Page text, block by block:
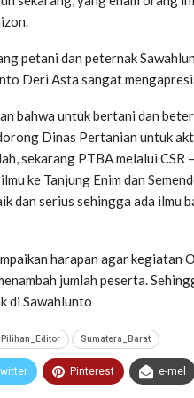
petani dan peternak
Deri Asta sangat
bahwa untuk bertani dan
Dinas Pertanian untuk
sekarang PTBA melalui
ke Tanjung Enim dan
dan serius sehingga ada ilmu
harapan agar kegiatan
jumlah peserta.
di Sawahlunto
Pilihan_Editor Sumatera_Barat
Pinterest e-mel